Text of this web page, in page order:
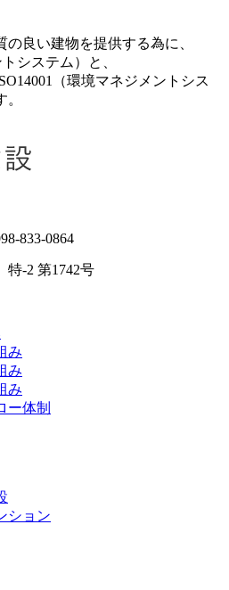
良い建物を提供する為に、
システム）と、
（環境マネジメントシス
833-0864
特-2 第1742号
み
み
み
ー体制
ション